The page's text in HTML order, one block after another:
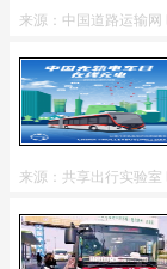
来源：中国道路运输网
来源：共享出行实验室